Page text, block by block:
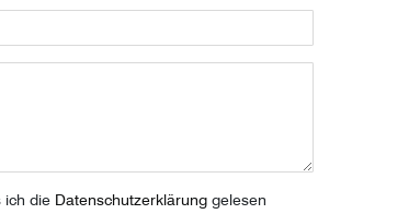
ich die Daten­schutz­erklärung gelesen